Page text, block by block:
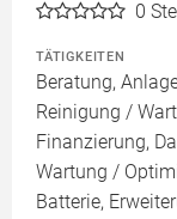
0
TÄTIGKEITEN
Beratung,
Reinigung /
Finanzierung,
Wartung /
Batterie,